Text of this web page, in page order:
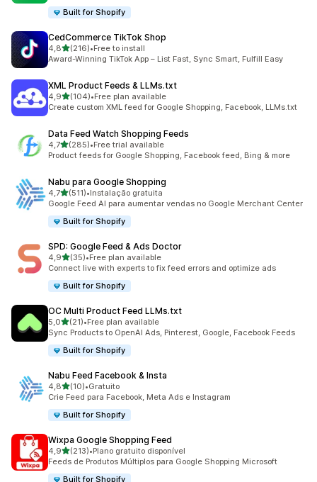
Built for Shopify
CedCommerce TikTok Shop
4,8de 5 estrelas
(216)
216 total de avaliações
•Free to install
Award-Winning TikTok App – List Fast, Sync Smart, Fulfill Easy
XML Product Feeds & LLMs.txt
4,9de 5 estrelas
(104)
104 total de avaliações
•Free plan available
Create custom XML feed for Google Shopping, Facebook, LLMs.txt
Data Feed Watch Shopping Feeds
4,7de 5 estrelas
(285)
285 total de avaliações
•Free trial available
Product feeds for Google Shopping, Facebook feed, Bing & more
Nabu para Google Shopping
4,7de 5 estrelas
(511)
511 total de avaliações
•Instalação gratuita
Google Feed AI para aumentar vendas no Google Merchant Center
Built for Shopify
SPD: Google Feed & Ads Doctor
4,9de 5 estrelas
(35)
35 total de avaliações
•Free plan available
Connect live with experts to fix feed errors and optimize ads
Built for Shopify
OC Multi Product Feed LLMs.txt
5,0de 5 estrelas
(21)
21 total de avaliações
•Free plan available
Sync Products to OpenAI Ads, Pinterest, Google, Facebook Feeds
Built for Shopify
Nabu Feed Facebook & Insta
4,8de 5 estrelas
(10)
10 total de avaliações
•Gratuito
Crie Feed para Facebook, Meta Ads e Instagram
Built for Shopify
Wixpa Google Shopping Feed
4,9de 5 estrelas
(213)
213 total de avaliações
•Plano gratuito disponível
Feeds de Produtos Múltiplos para Google Shopping Microsoft
Built for Shopify